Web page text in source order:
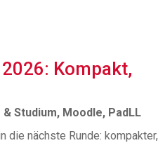
Kompakt,
Studium, Moodle, PadLL
die nächste Runde: kompakter,